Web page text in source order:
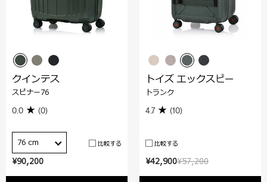
¥90,200
クインテス
スピナー76
0.0 (0)
76 cm 比較する
¥57,200
¥42,900
トイズ エックスピー
トランク
4.7 (10)
比較する